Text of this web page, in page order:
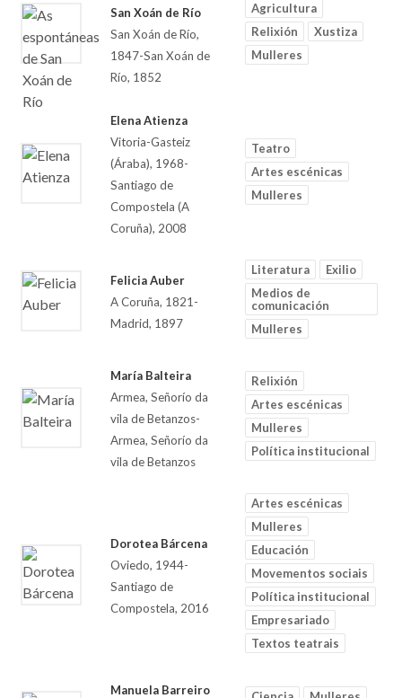
San Xoán de Río
San Xoán de Río,
1847-San Xoán de
Río, 1852
Agricultura
Relixión
Xustiza
Mulleres
Elena Atienza
Vitoria-Gasteiz
(Áraba), 1968-
Santiago de
Compostela (A
Coruña), 2008
Teatro
Artes escénicas
Mulleres
Felicia Auber
A Coruña, 1821-
Madrid, 1897
Literatura
Exilio
Medios de
comunicación
Mulleres
María Balteira
Armea, Señorío da
vila de Betanzos-
Armea, Señorío da
vila de Betanzos
Relixión
Artes escénicas
Mulleres
Política institucional
Dorotea Bárcena
Oviedo, 1944-
Santiago de
Compostela, 2016
Artes escénicas
Mulleres
Educación
Movementos sociais
Política institucional
Empresariado
Textos teatrais
Manuela Barreiro